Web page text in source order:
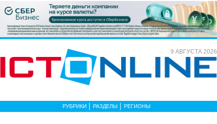
9 АВГУСТА 2026
РУБРИКИ РАЗДЕЛЫ РЕГИОНЫ